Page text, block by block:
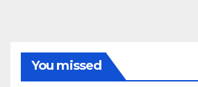
You missed